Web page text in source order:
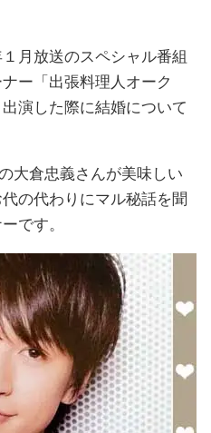
月放送のスペシャル番組
ー「出張料理人オーク
演した際に結婚について
大倉忠義さんが美味しい
の代わりにマル秘話を聞
です。